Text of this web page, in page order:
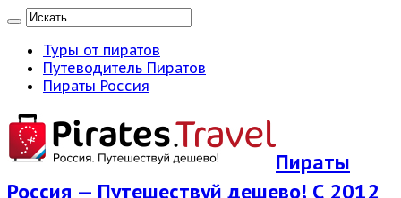
Туры от пиратов
Путеводитель Пиратов
Пираты Россия
Пираты
Россия — Путешествуй дешево! С 2012